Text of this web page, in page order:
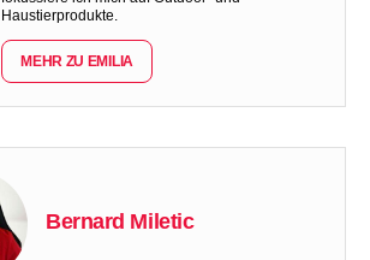
Haustierprodukte.
MEHR ZU EMILIA
Bernard Miletic